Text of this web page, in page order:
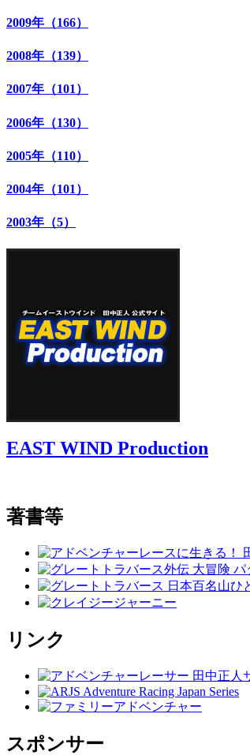
2009年（166）
2008年（139）
2007年（101）
2006年（130）
2005年（110）
2004年（101）
2003年（5）
EAST WIND Production
著書等
リンク
スポンサー